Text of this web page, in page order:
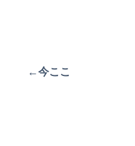
←今ここ